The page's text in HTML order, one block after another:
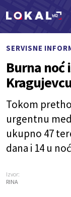
SERVISNE
Burna noć
Tokom
urgentnu
ukupno 47
dana i 14 u
Izvor:
RINA